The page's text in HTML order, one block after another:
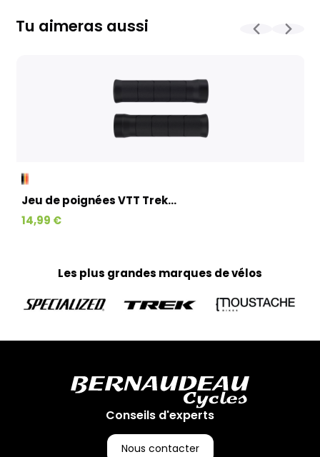
contrôle et l'expédition est en moyenne d’une à deux
semaines. Pour les vélos sur commande, celui-ci est allongé
nécessaire. (Pas d’expédition les week-ends et jours fériés)
Emballés avec un soin particulier dans des cartons
spécialement conçus pour garantir leur protection.
disponible), pour une livraison directement à votre domicile.
Textiles, accessoires et petits produits :
Tous vos petits articles sont préparés par notre équipe
d’expédition les week-ends et jours fériés)
Pour vos équipements lourds, nous faisons appel au
ouvrés. (Pas d’expédition les week-ends et jours fériés)
Comme indiqué dans nos Conditions Générales de Vente
(CGV), les frais de retour sont à votre charge, sauf en cas
d'erreur de notre part. Pour toute question, n'hésitez pas à
nous contacter au 0251064787 ou par e-mail à
marketing@bernaudeaucycles.fr.
Tu aimeras aussi
Jeu de poignées VTT Trek...
14,99 €
Les plus grandes marques de vélos
Conseils d'experts
Nous contacter